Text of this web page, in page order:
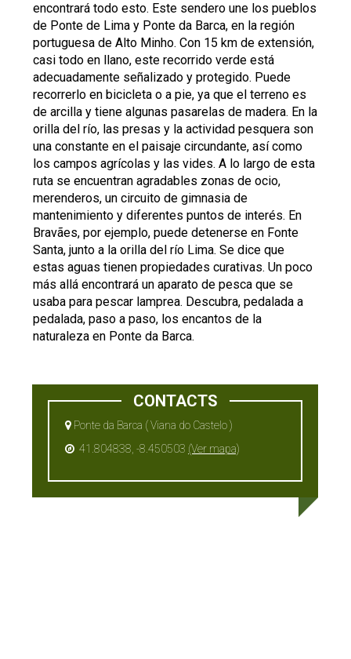
encontrará todo esto. Este sendero une los pueblos
de Ponte de Lima y Ponte da Barca, en la región
portuguesa de Alto Minho. Con 15 km de extensión,
casi todo en llano, este recorrido verde está
adecuadamente señalizado y protegido. Puede
recorrerlo en bicicleta o a pie, ya que el terreno es
de arcilla y tiene algunas pasarelas de madera. En la
orilla del río, las presas y la actividad pesquera son
una constante en el paisaje circundante, así como
los campos agrícolas y las vides. A lo largo de esta
ruta se encuentran agradables zonas de ocio,
merenderos, un circuito de gimnasia de
mantenimiento y diferentes puntos de interés. En
Bravães, por ejemplo, puede detenerse en Fonte
Santa, junto a la orilla del río Lima. Se dice que
estas aguas tienen propiedades curativas. Un poco
más allá encontrará un aparato de pesca que se
usaba para pescar lamprea. Descubra, pedalada a
pedalada, paso a paso, los encantos de la
naturaleza en Ponte da Barca.
CONTACTS
Ponte da Barca ( Viana do Castelo )
41.804838, -8.450503 (Ver mapa)